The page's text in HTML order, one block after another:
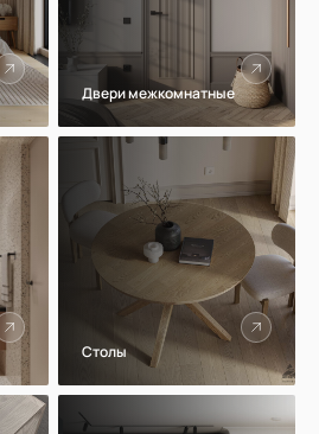
Двери межкомнатные
Столы